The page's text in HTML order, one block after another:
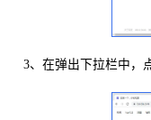
3、在弹出下拉栏中，